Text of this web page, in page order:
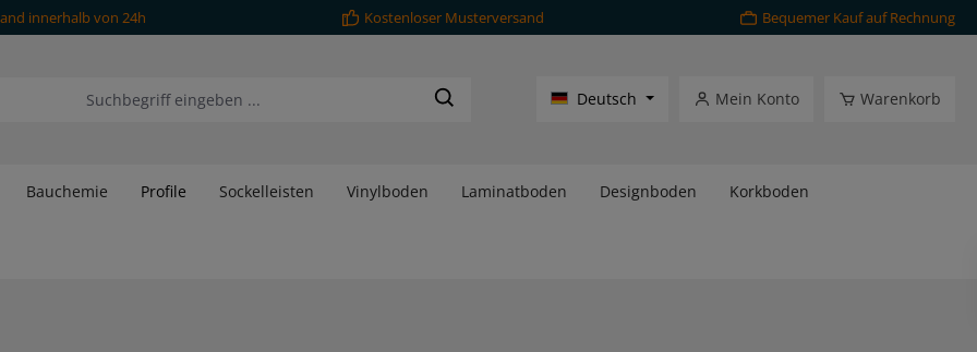
innerhalb von 24h Kostenloser Musterversand Bequemer Kauf auf Rechnung
Deutsch Mein Konto Warenkorb
Bauchemie Profile Sockelleisten Vinylboden Laminatboden Designboden Korkboden